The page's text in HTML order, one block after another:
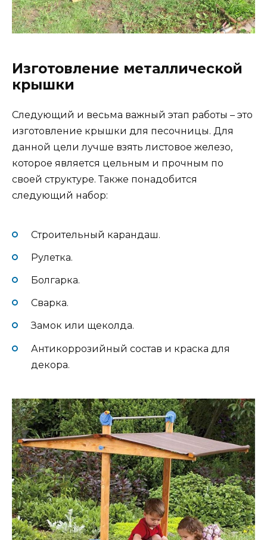
Изготовление металлической
крышки
Следующий и весьма важный этап работы – это
изготовление крышки для песочницы. Для
данной цели лучше взять листовое железо,
которое является цельным и прочным по
своей структуре. Также понадобится
следующий набор:
Строительный карандаш.
Рулетка.
Болгарка.
Сварка.
Замок или щеколда.
Антикоррозийный состав и краска для
декора.